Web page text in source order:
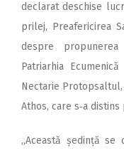
declarat deschise
prilej, Preafericirea
despre
Patriarhia
Nectarie
Athos, care s‑a
„Această ședință se